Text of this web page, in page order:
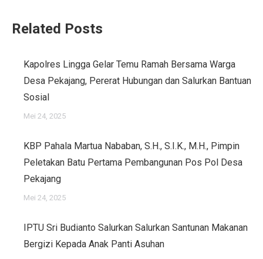
Related Posts
Kapolres Lingga Gelar Temu Ramah Bersama Warga
Desa Pekajang, Pererat Hubungan dan Salurkan Bantuan
Sosial
Mei 24, 2025
KBP Pahala Martua Nababan, S.H., S.I.K., M.H., Pimpin
Peletakan Batu Pertama Pembangunan Pos Pol Desa
Pekajang
Mei 24, 2025
IPTU Sri Budianto Salurkan Salurkan Santunan Makanan
Bergizi Kepada Anak Panti Asuhan